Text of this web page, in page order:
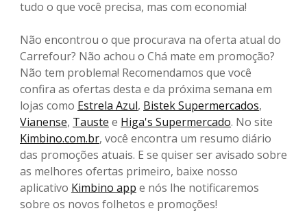
tudo o que você precisa, mas com economia!
Não encontrou o que procurava na oferta atual do
Carrefour? Não achou o Chá mate em promoção?
Não tem problema! Recomendamos que você
confira as ofertas desta e da próxima semana em
lojas como Estrela Azul, Bistek Supermercados,
Vianense, Tauste e Higa's Supermercado. No site
Kimbino.com.br, você encontra um resumo diário
das promoções atuais. E se quiser ser avisado sobre
as melhores ofertas primeiro, baixe nosso
aplicativo Kimbino app e nós lhe notificaremos
sobre os novos folhetos e promoções!